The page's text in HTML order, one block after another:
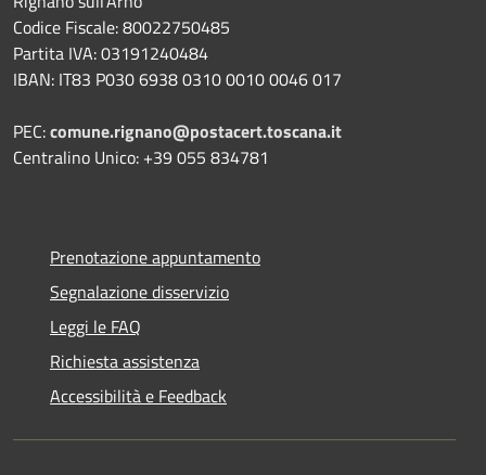
Codice Fiscale: 80022750485
Partita IVA: 03191240484
IBAN: IT83 P030 6938 0310 0010 0046 017
PEC:comune.rignano@postacert.toscana.it
Centralino Unico: +39 055 834781
Prenotazione appuntamento
Segnalazione disservizio
Leggi le FAQ
Richiesta assistenza
Accessibilità e Feedback